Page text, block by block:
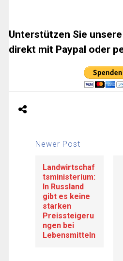
Unterstützen Sie
direkt mit Paypal oder
Newer Post
Landwirtschaf
tsministerium:
In Russland
gibt es keine
starken
Preissteigeru
ngen bei
Lebensmitteln